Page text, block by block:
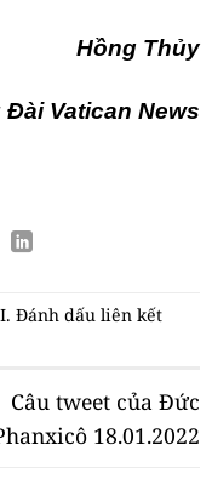
Hồng Thủy
Đài Vatican News
. Đánh dấu liên kết
Câu tweet của Đức
18.01.2022